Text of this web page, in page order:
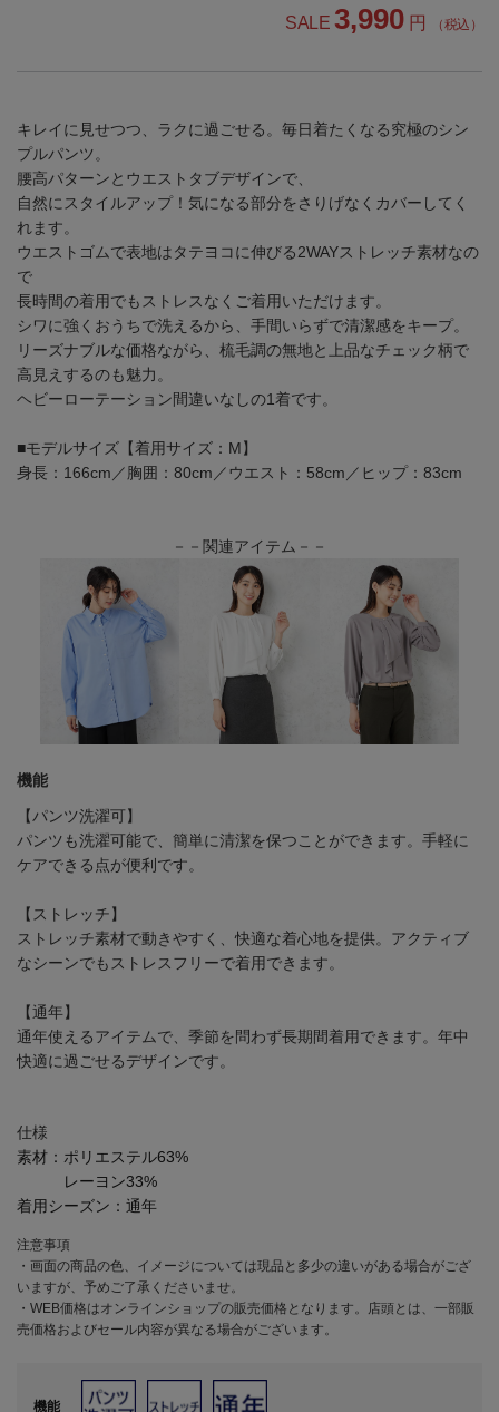
SALE 3,990 円 （税込）
キレイに見せつつ、ラクに過ごせる。毎日着たくなる究極のシン
プルパンツ。
腰高パターンとウエストタブデザインで、
自然にスタイルアップ！気になる部分をさりげなくカバーしてく
れます。
ウエストゴムで表地はタテヨコに伸びる2WAYストレッチ素材なの
で
長時間の着用でもストレスなくご着用いただけます。
シワに強くおうちで洗えるから、手間いらずで清潔感をキープ。
リーズナブルな価格ながら、梳毛調の無地と上品なチェック柄で
高見えするのも魅力。
ヘビーローテーション間違いなしの1着です。
■モデルサイズ【着用サイズ：M】
身長：166cm／胸囲：80cm／ウエスト：58cm／ヒップ：83cm
－－関連アイテム－－
機能
【パンツ洗濯可】
パンツも洗濯可能で、簡単に清潔を保つことができます。手軽に
ケアできる点が便利です。
【ストレッチ】
ストレッチ素材で動きやすく、快適な着心地を提供。アクティブ
なシーンでもストレスフリーで着用できます。
【通年】
通年使えるアイテムで、季節を問わず長期間着用できます。年中
快適に過ごせるデザインです。
仕様
素材： ポリエステル63%
レーヨン33%
着用シーズン： 通年
注意事項
・画面の商品の色、イメージについては現品と多少の違いがある場合がござ
いますが、予めご了承くださいませ。
・WEB価格はオンラインショップの販売価格となります。店頭とは、一部販
売価格およびセール内容が異なる場合がございます。
機能